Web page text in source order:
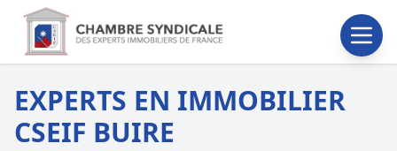
EXPERTS EN IMMOBILIER
CSEIF BUIRE